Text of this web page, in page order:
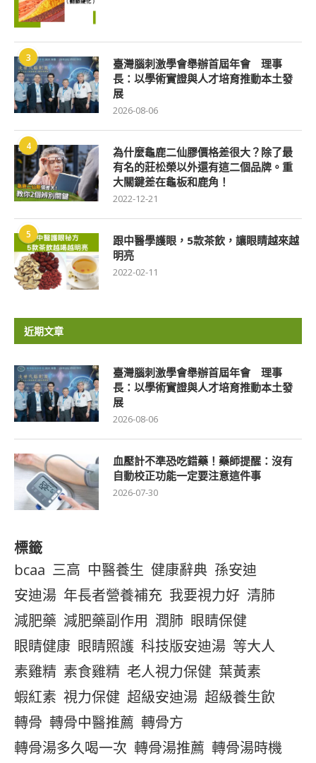
3
臺灣腦刺激學會舉辦首屆年會 理事
長：以學術實證與人才培育推動本土發
展
2026-08-06
4
為什麼龜鹿二仙膠價格差很大？除了最
有名的莊松榮以外還有這二個品牌。重
大關鍵差在龜板和鹿角！
2022-12-21
5
跟中醫學護眼，5款茶飲，讓眼睛越來越
明亮
2022-02-11
近期文章
臺灣腦刺激學會舉辦首屆年會 理事
長：以學術實證與人才培育推動本土發
展
2026-08-06
血壓計不準恐吃錯藥！藥師提醒：沒有
自動校正功能一定要注意這件事
2026-07-30
標籤
bcaa 三高 中醫養生 健康辭典 孫安迪
安迪湯 年長者營養補充 我要視力好 清肺
減肥藥 減肥藥副作用 潤肺 眼睛保健
眼睛健康 眼睛照護 科技版安迪湯 等大人
素雞精 素食雞精 老人視力保健 葉黃素
蝦紅素 視力保健 超級安迪湯 超級養生飲
轉骨 轉骨中醫推薦 轉骨方
轉骨湯多久喝一次 轉骨湯推薦 轉骨湯時機